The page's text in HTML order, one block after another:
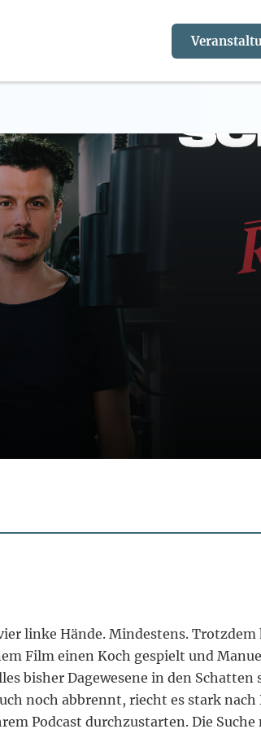
linke Hände. Mindestens.
Film einen Koch gespielt und
bisher Dagewesene in den
noch abbrennt, riecht es stark
Podcast durchzustarten. Die